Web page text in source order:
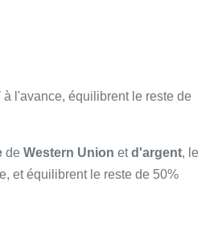
à l'avance, équilibrent le reste de
de Western Union etd'argent, le
et équilibrent le reste de 50%